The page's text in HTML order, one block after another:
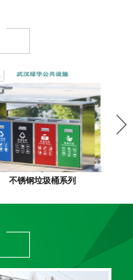
不锈钢垃圾桶系列